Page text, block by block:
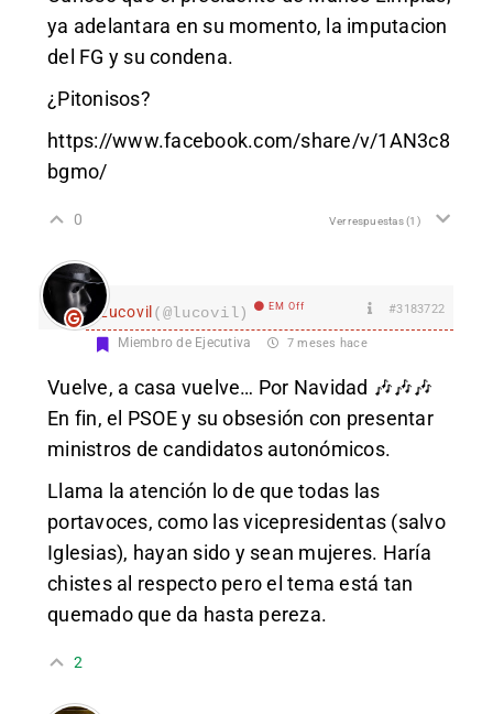
ya adelantara en su momento, la imputacion
del FG y su condena.
¿Pitonisos?
https://www.facebook.com/share/v/1AN3c8
bgmo/
0 Ver respuestas(1)
Lucovil(@lucovil) EM Off #3183722
Miembro de Ejecutiva 7 meses hace
Vuelve, a casa vuelve… Por Navidad 🎶🎶🎶
En fin, el PSOE y su obsesión con presentar
ministros de candidatos autonómicos.
Llama la atención lo de que todas las
portavoces, como las vicepresidentas (salvo
Iglesias), hayan sido y sean mujeres. Haría
chistes al respecto pero el tema está tan
quemado que da hasta pereza.
2